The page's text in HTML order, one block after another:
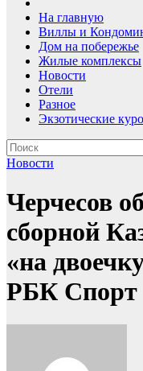
На главную
Виллы и
Дом на побережье
Жилые комплексы
Новости
Отели
Разное
Экзотические
Новости
Черчесов
сборной
«на
РБК Спорт